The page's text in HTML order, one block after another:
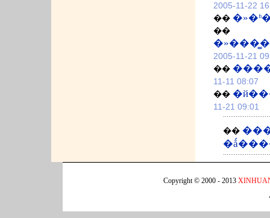
2005-11-22
��
��
2005-11-21
��
11-11 08:07
��
11-21 09:01
��
Copyright © 2000 - 2013